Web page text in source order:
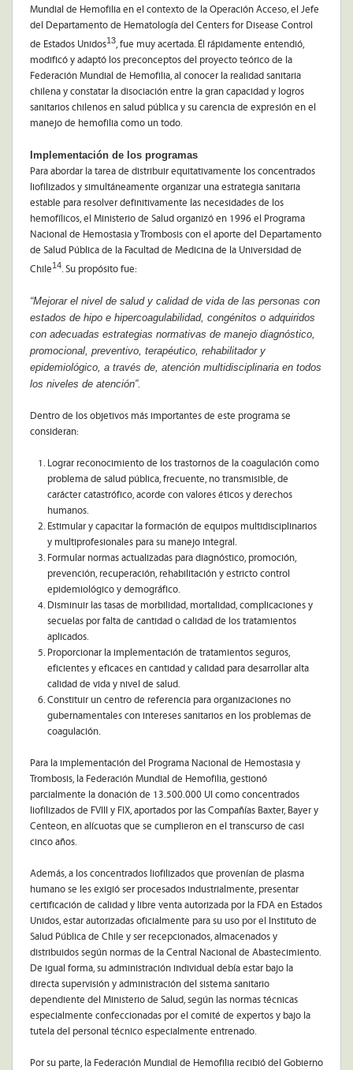
Mundial de Hemofilia en el contexto de la Operación Acceso, el Jefe
del Departamento de Hematología del Centers for Disease Control
de Estados Unidos13, fue muy acertada. Él rápidamente entendió,
modificó y adaptó los preconceptos del proyecto teórico de la
Federación Mundial de Hemofilia, al conocer la realidad sanitaria
chilena y constatar la disociación entre la gran capacidad y logros
sanitarios chilenos en salud pública y su carencia de expresión en el
manejo de hemofilia como un todo.
Implementación de los programas
Para abordar la tarea de distribuir equitativamente los concentrados
liofilizados y simultáneamente organizar una estrategia sanitaria
estable para resolver definitivamente las necesidades de los
hemofílicos, el Ministerio de Salud organizó en 1996 el Programa
Nacional de Hemostasia y Trombosis con el aporte del Departamento
de Salud Pública de la Facultad de Medicina de la Universidad de
Chile14. Su propósito fue:
“Mejorar el nivel de salud y calidad de vida de las personas con
estados de hipo e hipercoagulabilidad, congénitos o adquiridos
con adecuadas estrategias normativas de manejo diagnóstico,
promocional, preventivo, terapéutico, rehabilitador y
epidemiológico, a través de, atención multidisciplinaria en todos
los niveles de atención”.
Dentro de los objetivos más importantes de este programa se
consideran:
Lograr reconocimiento de los trastornos de la coagulación como
problema de salud pública, frecuente, no transmisible, de
carácter catastrófico, acorde con valores éticos y derechos
humanos.
Estimular y capacitar la formación de equipos multidisciplinarios
y multiprofesionales para su manejo integral.
Formular normas actualizadas para diagnóstico, promoción,
prevención, recuperación, rehabilitación y estricto control
epidemiológico y demográfico.
Disminuir las tasas de morbilidad, mortalidad, complicaciones y
secuelas por falta de cantidad o calidad de los tratamientos
aplicados.
Proporcionar la implementación de tratamientos seguros,
eficientes y eficaces en cantidad y calidad para desarrollar alta
calidad de vida y nivel de salud.
Constituir un centro de referencia para organizaciones no
gubernamentales con intereses sanitarios en los problemas de
coagulación.
Para la implementación del Programa Nacional de Hemostasia y
Trombosis, la Federación Mundial de Hemofilia, gestionó
parcialmente la donación de 13.500.000 UI como concentrados
liofilizados de FVIII y FIX, aportados por las Compañías Baxter, Bayer y
Centeon, en alícuotas que se cumplieron en el transcurso de casi
cinco años.
Además, a los concentrados liofilizados que provenían de plasma
humano se les exigió ser procesados industrialmente, presentar
certificación de calidad y libre venta autorizada por la FDA en Estados
Unidos, estar autorizadas oficialmente para su uso por el Instituto de
Salud Pública de Chile y ser recepcionados, almacenados y
distribuidos según normas de la Central Nacional de Abastecimiento.
De igual forma, su administración individual debía estar bajo la
directa supervisión y administración del sistema sanitario
dependiente del Ministerio de Salud, según las normas técnicas
especialmente confeccionadas por el comité de expertos y bajo la
tutela del personal técnico especialmente entrenado.
Por su parte, la Federación Mundial de Hemofilia recibió del Gobierno